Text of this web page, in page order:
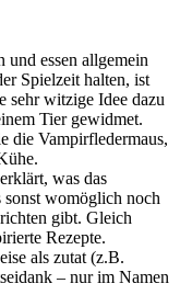
und essen allgemein
Spielzeit halten, ist
sehr witzige Idee dazu
Tier gewidmet.
die Vampirfledermaus,
was das
womöglich noch
gibt. Gleich
Rezepte.
als zutat (z.B.
– nur im Namen